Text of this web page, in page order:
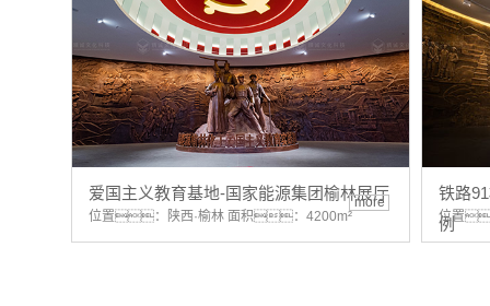
爱国主义教育基地-国家能源集团榆林展厅
位置：陕西·榆林 面积：4200m²
more
铁路
例
位置